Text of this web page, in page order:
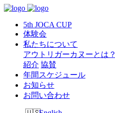
5th JOCA CUP
体験会
私たちについて
アウトリガーカヌーとは？
紹介 協賛
年間スケジュール
お知らせ
お問い合わせ